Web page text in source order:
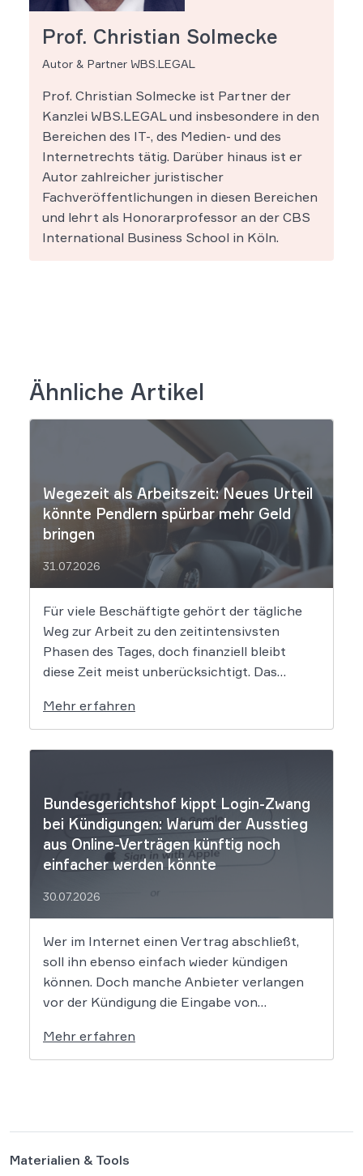
Prof. Christian Solmecke
Autor & Partner WBS.LEGAL
Prof. Christian Solmecke ist Partner der
Kanzlei WBS.LEGAL und insbesondere in den
Bereichen des IT-, des Medien- und des
Internetrechts tätig. Darüber hinaus ist er
Autor zahlreicher juristischer
Fachveröffentlichungen in diesen Bereichen
und lehrt als Honorarprofessor an der CBS
International Business School in Köln.
Ähnliche Artikel
Wegezeit als Arbeitszeit: Neues Urteil
könnte Pendlern spürbar mehr Geld
bringen
31.07.2026
Für viele Beschäftigte gehört der tägliche
Weg zur Arbeit zu den zeitintensivsten
Phasen des Tages, doch finanziell bleibt
diese Zeit meist unberücksichtigt. Das
in die Debatte bringen und vielen
Arbeitnehmern den Weg zu einer Vergütung
der Wegezeit ebnen. Wer künftig unterwegs
Mehr erfahren
Bundesgerichtshof kippt Login-Zwang
bei Kündigungen: Warum der Ausstieg
aus Online-Verträgen künftig noch
einfacher werden könnte
30.07.2026
Wer im Internet einen Vertrag abschließt,
soll ihn ebenso einfach wieder kündigen
können. Doch manche Anbieter verlangen
vor der Kündigung die Eingabe von
Daten. Der Bundesgerichtshof prüft nun in
zwei Grundsatzverfahren, ob diese Praxis
Mehr erfahren
Materialien & Tools